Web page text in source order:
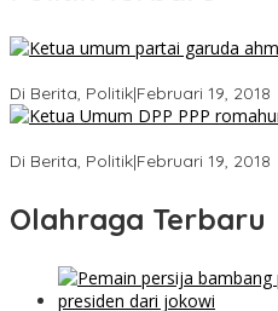
Di Berita, Politik|Februari 19, 2018
Di Berita, Politik|Februari 19, 2018
Olahraga Terbaru